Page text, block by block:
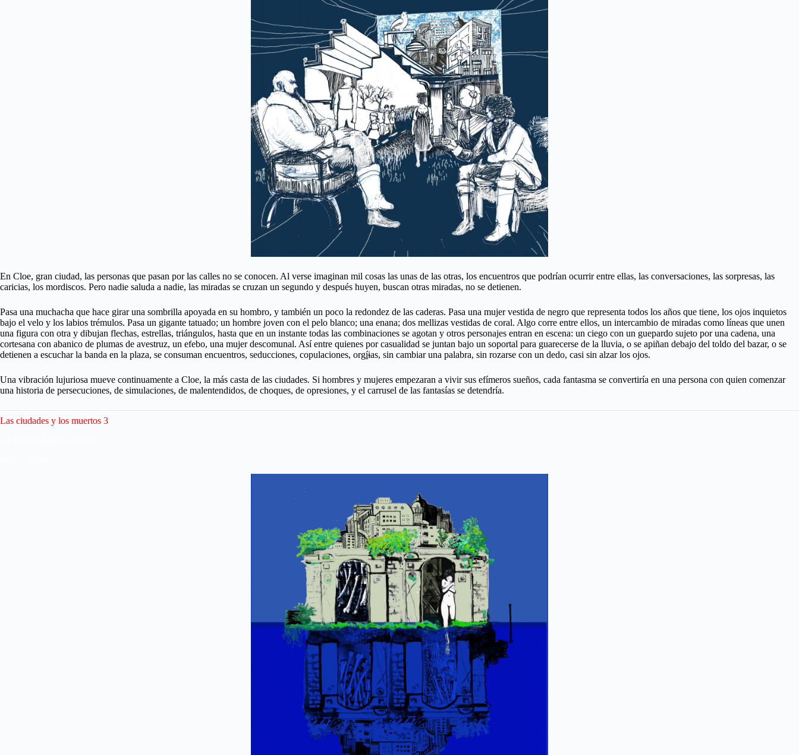
En Cloe, gran ciudad, las personas que pasan por las calles no se conocen. Al verse imaginan mil cosas las unas de las otras, los encuentros que podrían ocurrir entre ellas, las conversaciones, las sorpresas, las
caricias, los mordiscos. Pero nadie saluda a nadie, las miradas se cruzan un segundo y después huyen, buscan otras miradas, no se detienen.
Pasa una muchacha que hace girar una sombrilla apoyada en su hombro, y también un poco la redondez de las caderas. Pasa una mujer vestida de negro que representa todos los años que tiene, los ojos inquietos
bajo el velo y los labios trémulos. Pasa un gigante tatuado; un hombre joven con el pelo blanco; una enana; dos mellizas vestidas de coral. Algo corre entre ellos, un intercambio de miradas como líneas que unen
una figura con otra y dibujan flechas, estrellas, triángulos, hasta que en un instante todas las combinaciones se agotan y otros personajes entran en escena: un ciego con un guepardo sujeto por una cadena, una
cortesana con abanico de plumas de avestruz, un efebo, una mujer descomunal. Así entre quienes por casualidad se juntan bajo un soportal para guarecerse de la lluvia, o se apiñan debajo del toldo del bazar, o se
detienen a escuchar la banda en la plaza, se consuman encuentros, seducciones, copulaciones, orgíias, sin cambiar una palabra, sin rozarse con un dedo, casi sin alzar los ojos.
Una vibración lujuriosa mueve continuamente a Cloe, la más casta de las ciudades. Si hombres y mujeres empezaran a vivir sus efímeros sueños, cada fantasma se convertiría en una persona con quien comenzar
una historia de persecuciones, de simulaciones, de malentendidos, de choques, de opresiones, y el carrusel de las fantasías se detendría.
Las ciudades y los muertos 3